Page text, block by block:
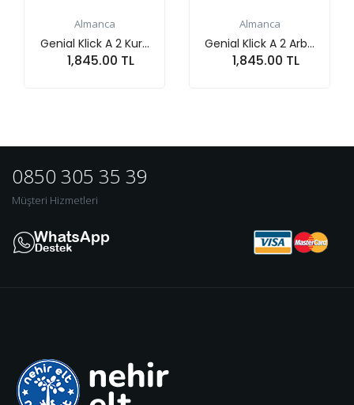
Almanca
Genial Klick A 2 Kur...
1,845.00 TL
Almanca
Genial Klick A 2 Arb...
1,845.00 TL
0850 305 35 39
Müşteri Hizmetleri